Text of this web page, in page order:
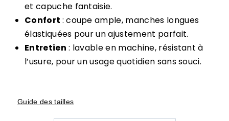
et capuche fantaisie.
Confort : coupe ample, manches longues
élastiquées pour un ajustement parfait.
Entretien : lavable en machine, résistant à
l’usure, pour un usage quotidien sans souci.
Guide des tailles